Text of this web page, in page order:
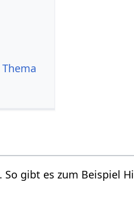
So gibt es zum Beispiel